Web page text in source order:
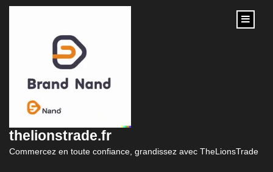
content
thelionstrade.fr
Commercez en toute confiance, grandissez avec TheLionsTrade
Guide pratique pour
créer son site web de
vente en ligne avec